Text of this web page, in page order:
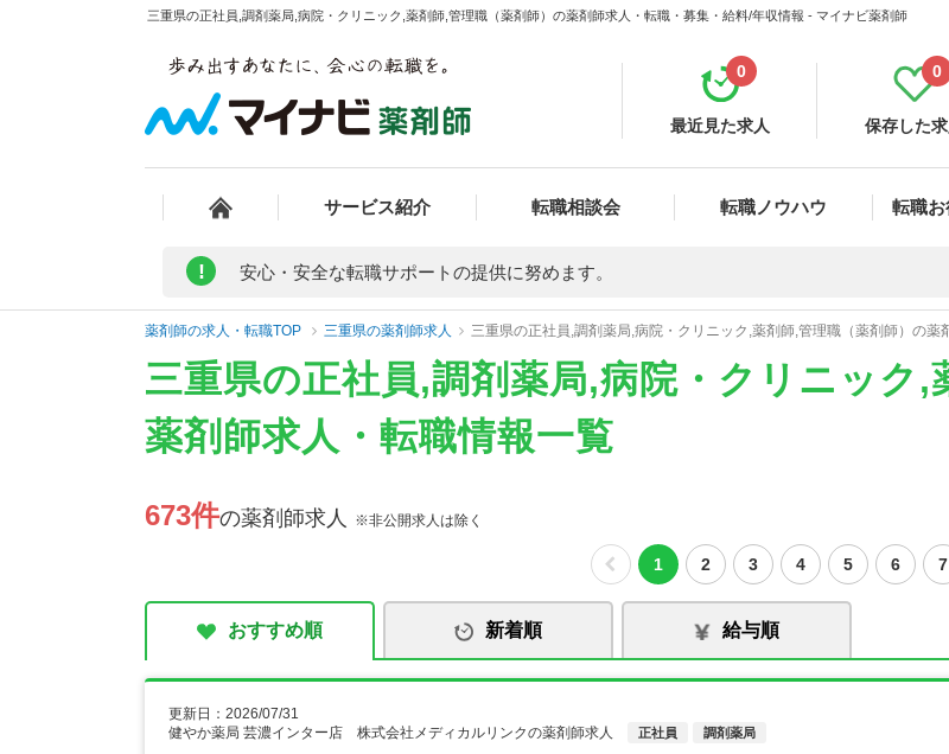
三重県の正社員,調剤薬局,病院・クリニック,薬剤師,管理職（薬剤師）の薬剤師求人・転職・募集・給料/年収情報 - マイナビ薬剤師
最近見た求人
0
保存した求
0
サービス紹介 転職相談会 転職ノウハウ 転職
! 安心・安全な転職サポートの提供に努めます。
薬剤師の求人・転職TOP 三重県の薬剤師求人 三重県の正社員,調剤薬局,病院・クリニック,薬剤師,管理職（薬剤師）の薬
三重県の正社員,調剤薬局,病院・クリニック,
薬剤師求人・転職情報一覧
673件の薬剤師求人 ※非公開求人は除く
1 2 3 4 5 6 7
おすすめ順 新着順 給与順
更新日：2026/07/31
健やか薬局 芸濃インター店 株式会社メディカルリンクの薬剤師求人
正社員 調剤薬局